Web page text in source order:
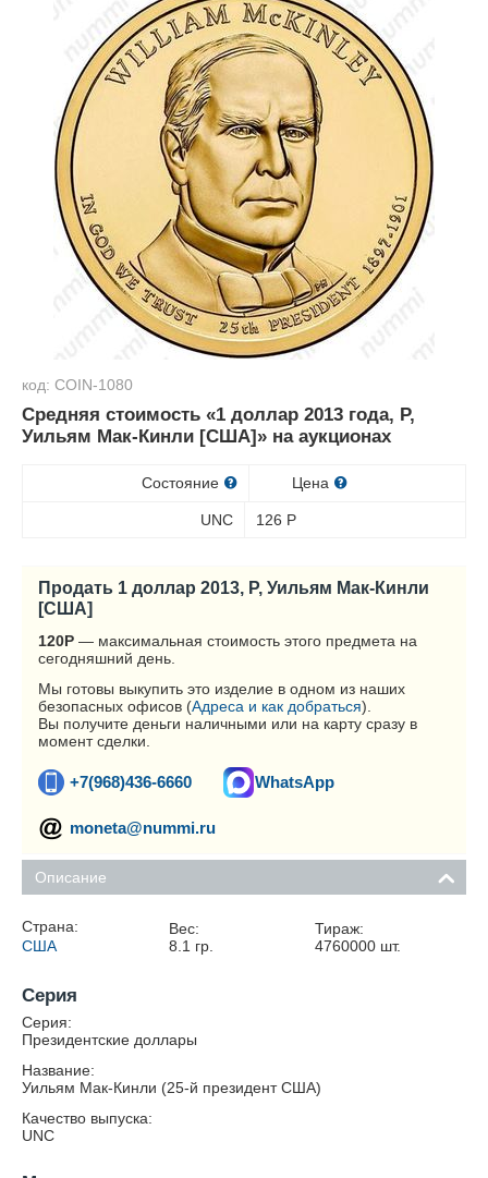
код: COIN-1080
Средняя стоимость «1 доллар 2013 года, P,
Уильям Мак-Кинли [США]» на аукционах
Состояние Цена
UNC 126 Р
Продать 1 доллар 2013, P, Уильям Мак-Кинли
[США]
120Р — максимальная стоимость этого предмета на
сегодняшний день.
Мы готовы выкупить это изделие в одном из наших
безопасных офисов (Адреса и как добраться).
Вы получите деньги наличными или на карту сразу в
момент сделки.
+7(968)436-6660 WhatsApp
moneta@nummi.ru
Описание
Страна:
США
Вес:
8.1 гр.
Тираж:
4760000 шт.
Серия
Серия:
Президентские доллары
Название:
Уильям Мак-Кинли (25-й президент США)
Качество выпуска:
UNC